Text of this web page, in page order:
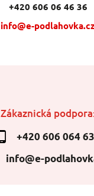
Zákaznická
+420 606 064
info@e-
+420 606 06 46 36
info@e-podlahovka.cz